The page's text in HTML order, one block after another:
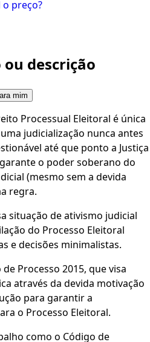
o preço?
ou descrição
mim
Processual Eleitoral é única
judicialização nunca antes
até que ponto a Justiça
o poder soberano do
(mesmo sem a devida
regra.
situação de ativismo judicial
do Processo Eleitoral
e decisões minimalistas.
Processo 2015, que visa
através da devida motivação
para garantir a
o Processo Eleitoral.
como o Código de